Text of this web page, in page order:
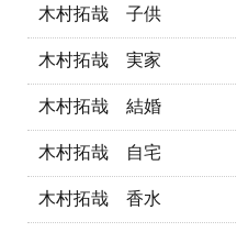
木村拓哉 子供
木村拓哉 実家
木村拓哉 結婚
木村拓哉 自宅
木村拓哉 香水